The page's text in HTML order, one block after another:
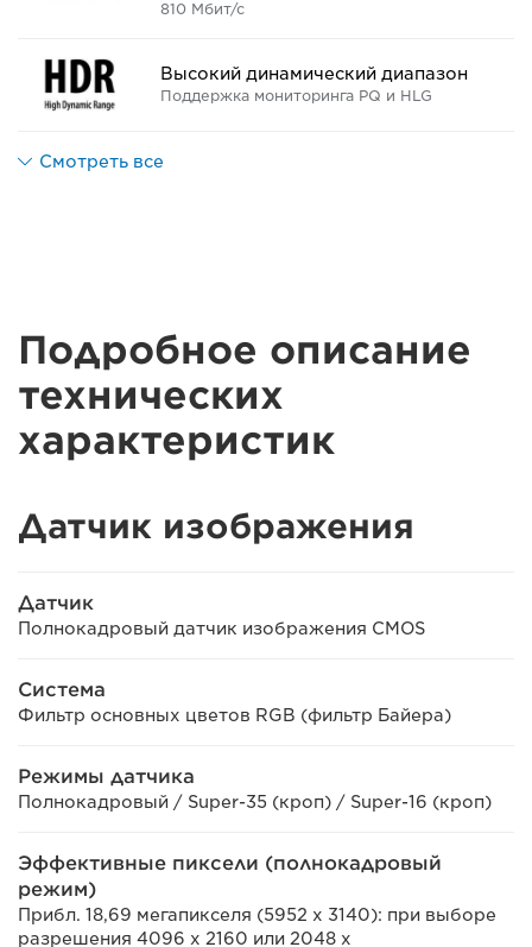
810 Мбит/с
Высокий динамический диапазон
Поддержка мониторинга PQ и HLG
Смотреть все
Подробное описание
технических
характеристик
Датчик изображения
Датчик
Полнокадровый датчик изображения CMOS
Система
Фильтр основных цветов RGB (фильтр Байера)
Режимы датчика
Полнокадровый / Super-35 (кроп) / Super-16 (кроп)
Эффективные пиксели (полнокадровый
режим)
Прибл. 18,69 мегапикселя (5952 x 3140): при выборе
разрешения 4096 x 2160 или 2048 x